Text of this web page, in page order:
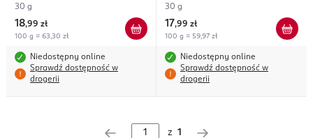
redukcja niedoskonałości
30 g
18,99 zł
100 g = 63,30 zł
Niedostępny online
Sprawdź dostępność w
drogerii
30 g
17,99 zł
100 g = 59,97 zł
Niedostępny online
Sprawdź dostępność w
drogerii
z 1